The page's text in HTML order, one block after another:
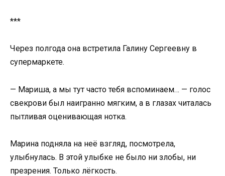
***
Через полгода она встретила Галину Сергеевну в
супермаркете.
— Мариша, а мы тут часто тебя вспоминаем… — голос
свекрови был наигранно мягким, а в глазах читалась
пытливая оценивающая нотка.
Марина подняла на неё взгляд, посмотрела,
улыбнулась. В этой улыбке не было ни злобы, ни
презрения. Только лёгкость.